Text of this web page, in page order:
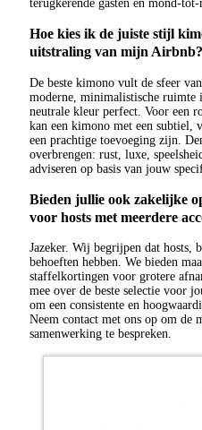
terugkerende gasten en mond-tot-
Hoe kies ik de juiste stijl
uitstraling van mijn Airbnb?
De beste kimono vult de sfeer
moderne, minimalistische ruimte
neutrale kleur perfect. Voor een
kan een kimono met een
een prachtige toevoeging zijn.
overbrengen: rust, luxe,
adviseren op basis van jouw
Bieden jullie ook zakelijke
voor hosts met meerdere
Jazeker. Wij begrijpen dat hosts,
behoeften hebben. We bieden
staffelkortingen voor grotere
mee over de beste selectie voor
om een consistente en
Neem contact met ons op om de
samenwerking te bespreken.